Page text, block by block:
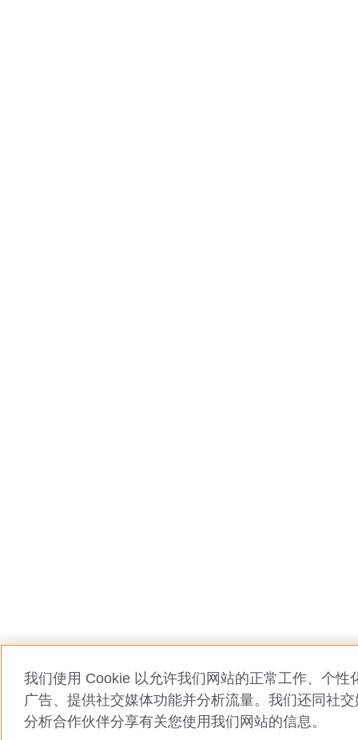
我们使用 Cookie 以允许我们网站的正常工作、个性
广告、提供社交媒体功能并分析流量。我们还同社
分析合作伙伴分享有关您使用我们网站的信息。